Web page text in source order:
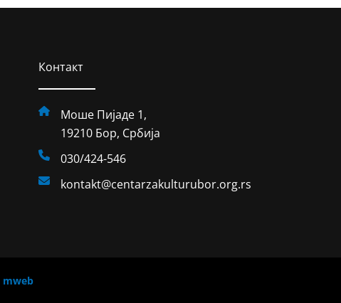
Контакт
Моше Пијаде 1,
19210 Бор, Србија
030/424-546
kontakt@centarzakulturubor.org.rs
mweb